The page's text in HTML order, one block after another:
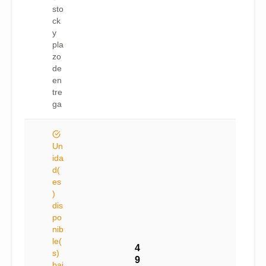
sto
ck
y
pla
zo
de
en
tre
ga
Un
ida
d(
es
)
dis
po
nib
le(
s)
4
9